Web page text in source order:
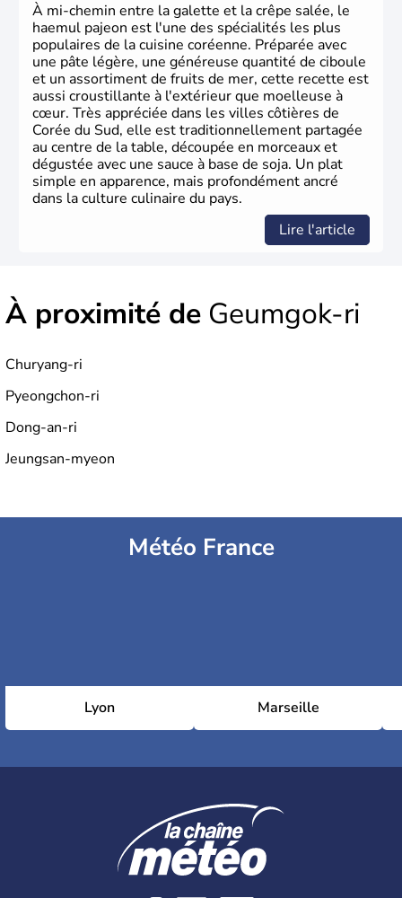
À mi-chemin entre la galette et la crêpe salée, le
haemul pajeon est l'une des spécialités les plus
populaires de la cuisine coréenne. Préparée avec
une pâte légère, une généreuse quantité de ciboule
et un assortiment de fruits de mer, cette recette est
aussi croustillante à l'extérieur que moelleuse à
cœur. Très appréciée dans les villes côtières de
Corée du Sud, elle est traditionnellement partagée
au centre de la table, découpée en morceaux et
dégustée avec une sauce à base de soja. Un plat
simple en apparence, mais profondément ancré
dans la culture culinaire du pays.
Lire l'article
À proximité de Geumgok-ri
Churyang-ri
Pyeongchon-ri
Dong-an-ri
Jeungsan-myeon
Météo France
Lyon Marseille